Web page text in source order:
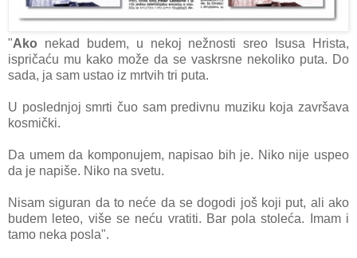
"Ako nekad budem, u nekoj nežnosti sreo Isusa Hrista,
ispričaću mu kako može da se vaskrsne nekoliko puta. Do
sada, ja sam ustao iz mrtvih tri puta.
U poslednjoj smrti čuo sam predivnu muziku koja završava
kosmički.
Da umem da komponujem, napisao bih je. Niko nije uspeo
da je napiše. Niko na svetu.
Nisam siguran da to neće da se dogodi još koji put, ali ako
budem leteo, više se neću vratiti. Bar pola stoleća. Imam i
tamo neka posla".